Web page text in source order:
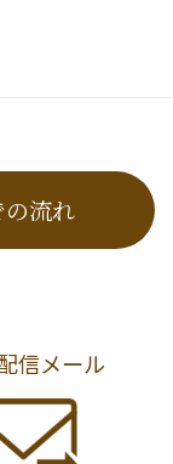
流れ
信メール